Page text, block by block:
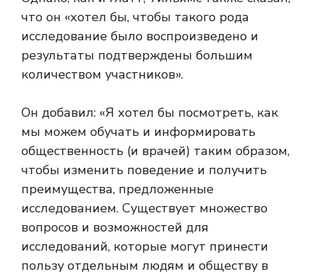
что он «хотел бы, чтобы такого рода
исследование было воспроизведено и
результаты подтверждены большим
количеством участников».
Он добавил: «Я хотел бы посмотреть, как
мы можем обучать и информировать
общественность (и врачей) таким образом,
чтобы изменить поведение и получить
преимущества, предложенные
исследованием. Существует множество
вопросов и возможностей для
исследований, которые могут принести
пользу отдельным людям и обществу в